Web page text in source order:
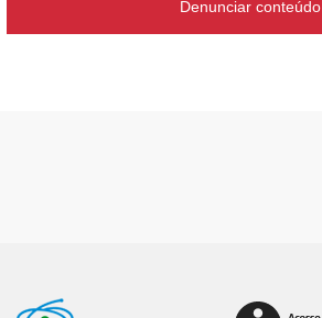
Denunciar conteúdo